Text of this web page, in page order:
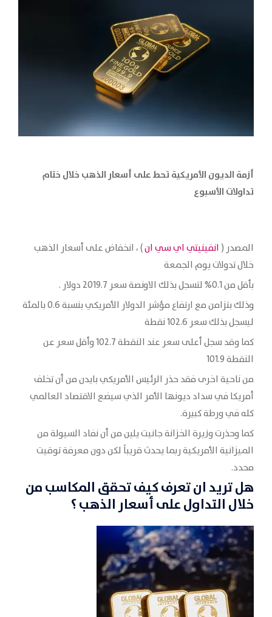
أزمة الديون الأمريكية تحط على أسعار الذهب خلال ختام
تداولات الأسبوع
المصدر ( انفينيتي اي سي ان) ، انخفاض على أسعار الذهب
خلال تدولات يوم الجمعة
بأقل من 0.1% لتسجل بذلك الاونصة سعر 2019.7 دولار .‏
وذلك بتزامن مع ارتفاع مؤشر الدولار الأمريكي بنسبة 0.6 بالمئة
ليسجل بذلك سعر 102.6 نقطة
كما وقد سجل أعلى سعر عند النقطة 102.7 وأقل سعر عن
النقطة 101.9
من ناحية اخرى فقد حذر الرئيس الأمريكي بايدن من أن تخلف
أمريكا في سداد ديونها الأمر الذي سيضع الاقتصاد ‏العالمي
كله في ورطة كبيرة.‏
كما وحذرت وزيرة الخزانة جانيت يلين من أن نفاد السيولة من
الميزانية الأمريكية ‏ربما يحدث قريباً لكن دون معرفة توقيت
محدد.‏
هل تريد ان تعرف كيف تحقق المكاسب من
خلال التداول على أسعار الذهب ؟